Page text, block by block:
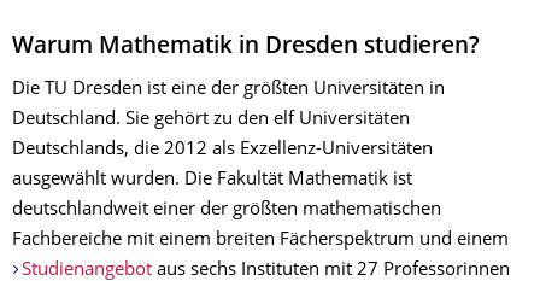
Warum Mathematik in Dresden studieren?
Die TU Dresden ist eine der größten Universitäten in
Deutschland. Sie gehört zu den elf Universitäten
Deutschlands, die 2012 als Exzellenz-Universitäten
ausgewählt wurden. Die Fakultät Mathematik ist
deutschlandweit einer der größten mathematischen
Fachbereiche mit einem breiten Fächerspektrum und einem
Studienangebotaus sechs Instituten mit 27 Professorinnen